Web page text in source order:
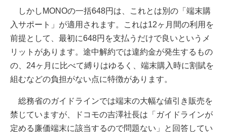
しかしMONOの一括648円は、これとは別の「端末購
入サポート」が適用されます。これは12ヶ月間の利用を
前提として、最初に648円を支払うだけで良いというメ
リットがあります。途中解約では違約金が発生するもの
の、24ヶ月に比べて縛りはゆるく、端末購入時に割賦を
組むなどの負担がない点に特徴があります。
総務省のガイドラインでは端末の大幅な値引き販売を
禁じていますが、ドコモの吉澤社長は「ガイドラインが
定める廉価端末に該当するので問題ない」と回答してい